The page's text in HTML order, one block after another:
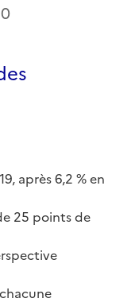
après 6,2 % en
25 points de